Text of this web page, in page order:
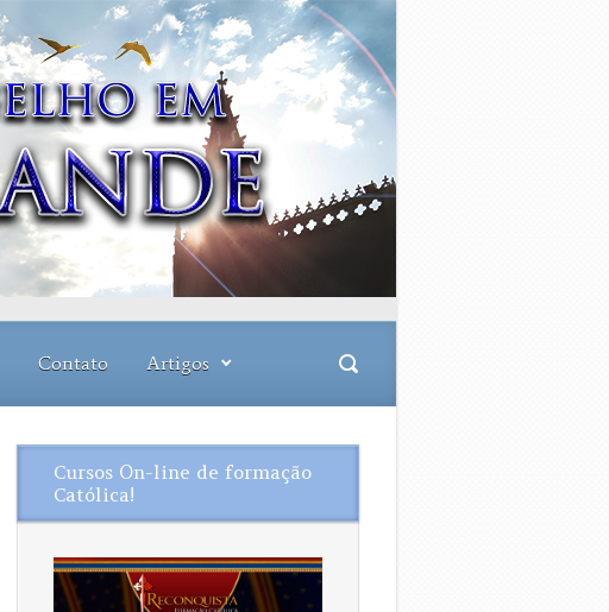
Contato Artigos
Cursos On-line de formação
Católica!